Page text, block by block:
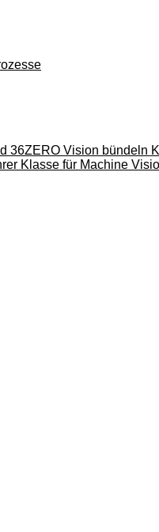
36ZERO Vision bündeln
Klasse für Machine